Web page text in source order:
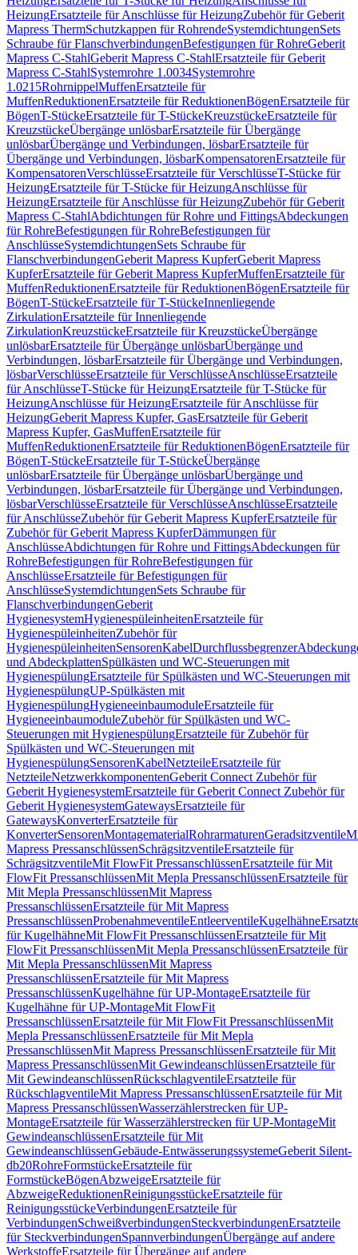
HeizungErsatzteile für Anschlüsse für HeizungZubehör für Geberit
Mapress ThermSchutzkappen für RohrendeSystemdichtungenSets
Schraube für FlanschverbindungenBefestigungen für RohreGeberit
Mapress C-StahlGeberit Mapress C-StahlErsatzteile für Geberit
Mapress C-StahlSystemrohre 1.0034Systemrohre
1.0215RohrnippelMuffenErsatzteile für
MuffenReduktionenErsatzteile für ReduktionenBögenErsatzteile für
BögenT-StückeErsatzteile für T-StückeKreuzstückeErsatzteile für
KreuzstückeÜbergänge unlösbarErsatzteile für Übergänge
unlösbarÜbergänge und Verbindungen, lösbarErsatzteile für
Übergänge und Verbindungen, lösbarKompensatorenErsatzteile für
KompensatorenVerschlüsseErsatzteile für VerschlüsseT-Stücke für
HeizungErsatzteile für T-Stücke für HeizungAnschlüsse für
HeizungErsatzteile für Anschlüsse für HeizungZubehör für Geberit
Mapress C-StahlAbdichtungen für Rohre und FittingsAbdeckungen
für RohreBefestigungen für RohreBefestigungen für
AnschlüsseSystemdichtungenSets Schraube für
FlanschverbindungenGeberit Mapress KupferGeberit Mapress
KupferErsatzteile für Geberit Mapress KupferMuffenErsatzteile für
MuffenReduktionenErsatzteile für ReduktionenBögenErsatzteile für
BögenT-StückeErsatzteile für T-StückeInnenliegende
ZirkulationErsatzteile für Innenliegende
ZirkulationKreuzstückeErsatzteile für KreuzstückeÜbergänge
unlösbarErsatzteile für Übergänge unlösbarÜbergänge und
Verbindungen, lösbarErsatzteile für Übergänge und Verbindungen,
lösbarVerschlüsseErsatzteile für VerschlüsseAnschlüsseErsatzteile
für AnschlüsseT-Stücke für HeizungErsatzteile für T-Stücke für
HeizungAnschlüsse für HeizungErsatzteile für Anschlüsse für
HeizungGeberit Mapress Kupfer, GasErsatzteile für Geberit
Mapress Kupfer, GasMuffenErsatzteile für
MuffenReduktionenErsatzteile für ReduktionenBögenErsatzteile für
BögenT-StückeErsatzteile für T-StückeÜbergänge
unlösbarErsatzteile für Übergänge unlösbarÜbergänge und
Verbindungen, lösbarErsatzteile für Übergänge und Verbindungen,
lösbarVerschlüsseErsatzteile für VerschlüsseAnschlüsseErsatzteile
für AnschlüsseZubehör für Geberit Mapress KupferErsatzteile für
Zubehör für Geberit Mapress KupferDämmungen für
AnschlüsseAbdichtungen für Rohre und FittingsAbdeckungen für
RohreBefestigungen für RohreBefestigungen für
AnschlüsseErsatzteile für Befestigungen für
AnschlüsseSystemdichtungenSets Schraube für
FlanschverbindungenGeberit
HygienesystemHygienespüleinheitenErsatzteile für
HygienespüleinheitenZubehör für
HygienespüleinheitenSensorenKabelDurchflussbegrenzer
und AbdeckplattenSpülkästen und WC-Steuerungen mit
HygienespülungErsatzteile für Spülkästen und WC-Steuerungen mit
HygienespülungUP-Spülkästen mit
HygienespülungHygieneeinbaumoduleErsatzteile für
HygieneeinbaumoduleZubehör für Spülkästen und WC-
Steuerungen mit HygienespülungErsatzteile für Zubehör für
Spülkästen und WC-Steuerungen mit
HygienespülungSensorenKabelNetzteileErsatzteile für
NetzteileNetzwerkkomponentenGeberit Connect Zubehör für
Geberit HygienesystemErsatzteile für Geberit Connect Zubehör für
Geberit HygienesystemGatewaysErsatzteile für
GatewaysKonverterErsatzteile für
KonverterSensorenMontagematerialRohrarmaturenGeradsitzventile
Mapress PressanschlüssenSchrägsitzventileErsatzteile für
SchrägsitzventileMit FlowFit PressanschlüssenErsatzteile für Mit
FlowFit PressanschlüssenMit Mepla PressanschlüssenErsatzteile für
Mit Mepla PressanschlüssenMit Mapress
PressanschlüssenErsatzteile für Mit Mapress
PressanschlüssenProbenahmeventileEntleerventileKugelhähne
für KugelhähneMit FlowFit PressanschlüssenErsatzteile für Mit
FlowFit PressanschlüssenMit Mepla PressanschlüssenErsatzteile für
Mit Mepla PressanschlüssenMit Mapress
PressanschlüssenErsatzteile für Mit Mapress
PressanschlüssenKugelhähne für UP-MontageErsatzteile für
Kugelhähne für UP-MontageMit FlowFit
PressanschlüssenErsatzteile für Mit FlowFit PressanschlüssenMit
Mepla PressanschlüssenErsatzteile für Mit Mepla
PressanschlüssenMit Mapress PressanschlüssenErsatzteile für Mit
Mapress PressanschlüssenMit GewindeanschlüssenErsatzteile für
Mit GewindeanschlüssenRückschlagventileErsatzteile für
RückschlagventileMit Mapress PressanschlüssenErsatzteile für Mit
Mapress PressanschlüssenWasserzählerstrecken für UP-
MontageErsatzteile für Wasserzählerstrecken für UP-MontageMit
GewindeanschlüssenErsatzteile für Mit
GewindeanschlüssenGebäude-EntwässerungssystemeGeberit Silent-
db20RohreFormstückeErsatzteile für
FormstückeBögenAbzweigeErsatzteile für
AbzweigeReduktionenReinigungsstückeErsatzteile für
ReinigungsstückeVerbindungenErsatzteile für
VerbindungenSchweißverbindungenSteckverbindungenErsatzteile
für SteckverbindungenSpannverbindungenÜbergänge auf andere
WerkstoffeErsatzteile für Übergänge auf andere